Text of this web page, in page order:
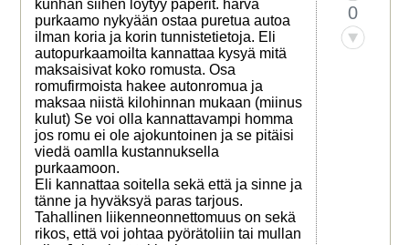
kunhan siihen löytyy paperit. harva
purkaamo nykyään ostaa puretua autoa
ilman koria ja korin tunnistetietoja. Eli
autopurkaamoilta kannattaa kysyä mitä
maksaisivat koko romusta. Osa
romufirmoista hakee autonromua ja
maksaa niistä kilohinnan mukaan (miinus
kulut) Se voi olla kannattavampi homma
jos romu ei ole ajokuntoinen ja se pitäisi
viedä oamlla kustannuksella
purkaamoon.
Eli kannattaa soitella sekä että ja sinne ja
tänne ja hyväksyä paras tarjous.
Tahallinen liikenneonnettomuus on sekä
rikos, että voi johtaa pyörätoliin tai mullan
0